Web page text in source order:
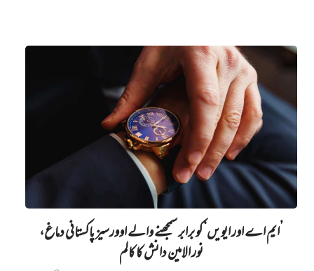
’ایم اے اور ایویں‌‘ کو برابر سمجھنے والے اوورسیز پاکستانی دماغ،
نور الامین دانش کا کالم